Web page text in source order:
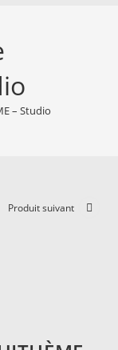
– Studio
Produit suivant